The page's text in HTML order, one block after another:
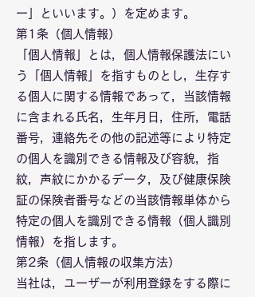
ー」といいます。）を定めます。
第1条（個人情報）
「個人情報」とは，個人情報保護法にい
う「個人情報」を指すものとし，生存す
る個人に関する情報であって，当該情報
に含まれる氏名，生年月日，住所，電話
番号，連絡先その他の記述等により特定
の個人を識別できる情報及び容貌，指
紋，声紋にかかるデータ，及び健康保険
証の保険者番号などの当該情報単体から
特定の個人を識別できる情報（個人識別
情報）を指します。
第2条（個人情報の収集方法）
当社は，ユーザーが利用登録をする際に